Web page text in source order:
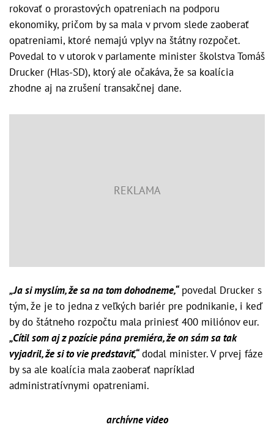
rokovať o prorastových opatreniach na podporu
ekonomiky, pričom by sa mala v prvom slede zaoberať
opatreniami, ktoré nemajú vplyv na štátny rozpočet.
Povedal to v utorok v parlamente minister školstva Tomáš
Drucker (Hlas-SD), ktorý ale očakáva, že sa koalícia
zhodne aj na zrušení transakčnej dane.
„Ja si myslím, že sa na tom dohodneme,“povedal Drucker s
tým, že je to jedna z veľkých bariér pre podnikanie, i keď
by do štátneho rozpočtu mala priniesť 400 miliónov eur.
„Cítil som aj z pozície pána premiéra, že on sám sa tak
vyjadril, že si to vie predstaviť,“dodal minister. V prvej fáze
by sa ale koalícia mala zaoberať napríklad
administratívnymi opatreniami.
archívne video